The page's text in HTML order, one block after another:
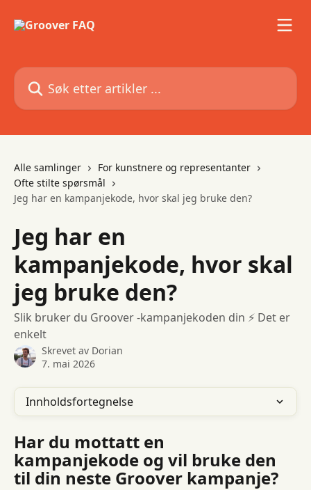
Søk etter artikler ...
Alle samlinger
For kunstnere og representanter
Ofte stilte spørsmål
Jeg har en kampanjekode, hvor skal jeg bruke den?
Jeg har en
kampanjekode, hvor skal
jeg bruke den?
Slik bruker du Groover -kampanjekoden din ⚡️ Det er
enkelt
Skrevet av Dorian
7. mai 2026
Innholdsfortegnelse
Har du mottatt en
kampanjekode og vil bruke den
til din neste Groover kampanje?